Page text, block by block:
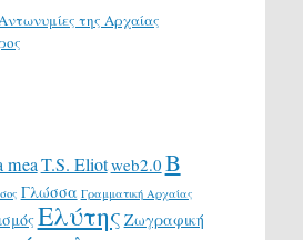
της Αρχαίας
meaT.S. Eliotweb2.0 Β
Γλώσσα Γραμματική Αρχαίας
Ελύτης Ζωγραφική